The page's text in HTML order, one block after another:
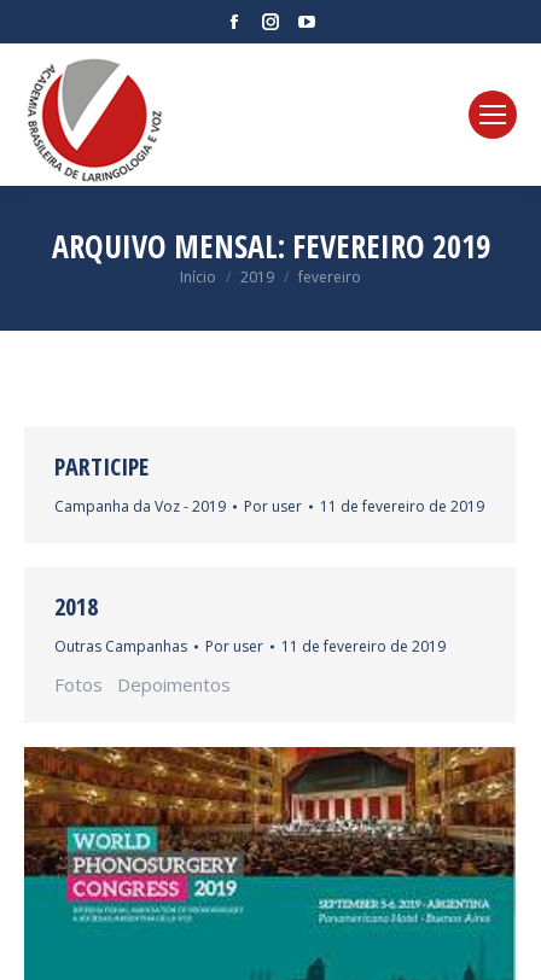
FacebookInstagram
ARQUIVO MENSAL: FEVEREIRO 2019
Você está aqui:
Início 2019 fevereiro
PARTICIPE
Campanha da Voz - 2019 Por user 11 de fevereiro de 2019
2018
Outras Campanhas Por user 11 de fevereiro de 2019
Fotos Depoimentos